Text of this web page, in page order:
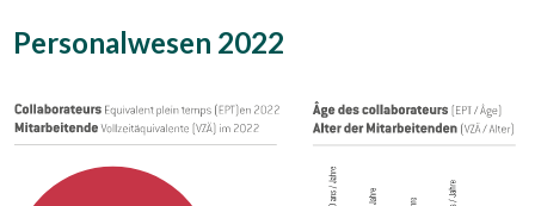
Personalwesen 2022